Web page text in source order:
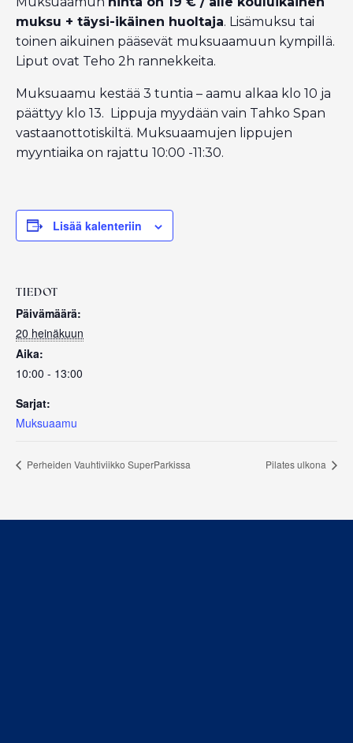
muksu + täysi-ikäinen huoltaja. Lisämuksu tai
toinen aikuinen pääsevät muksuaamuun kympillä.
Liput ovat Teho 2h rannekkeita.
Muksuaamu kestää 3 tuntia – aamu alkaa klo 10 ja
päättyy klo 13. Lippuja myydään vain Tahko Span
vastaanottotiskiltä. Muksuaamujen lippujen
myyntiaika on rajattu 10:00 -11:30.
Lisää kalenteriin
TIEDOT
Päivämäärä:
20 heinäkuun
Aika:
10:00 - 13:00
Sarjat:
Muksuaamu
Perheiden Vauhtiviikko SuperParkissa Pilates ulkona